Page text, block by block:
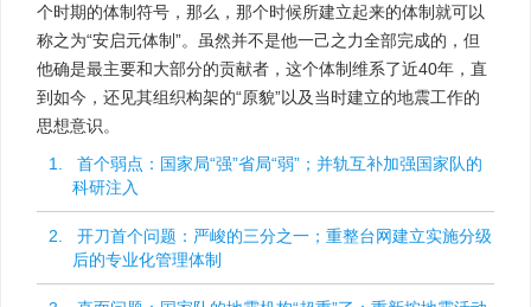
个时期的体制符号，那么，那个时候所建立起来的体制就可以
称之为“安启元体制”。虽然并不是他一己之力全部完成的，但
他确是最主要和大部分的贡献者，这个体制维系了近40年，直
到如今，还见其组织构架的“原貌”以及当时建立的地震工作的
思想意识。
1. 首个弱点：国家局“强”省局“弱”；并轨互补加强国家队的
科研注入
2. 开刀首个问题：严峻的三分之一；重整台网建立实施分级
后的专业化管理体制